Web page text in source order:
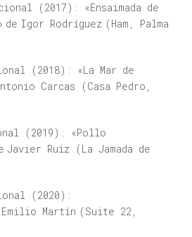
(2017):
«Ensaimada de
Igor Rodríguez (Ham, Palma
(2018):
«La Mar de
Carcas (Casa Pedro,
(2019):
«Pollo
Javier Ruiz (La Jamada de
(2020):
Martín (Suite 22,